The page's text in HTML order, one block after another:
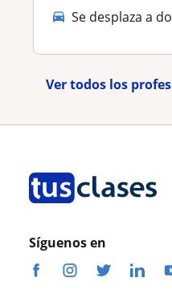
Se desplaza a
Ver todos los
Síguenos en